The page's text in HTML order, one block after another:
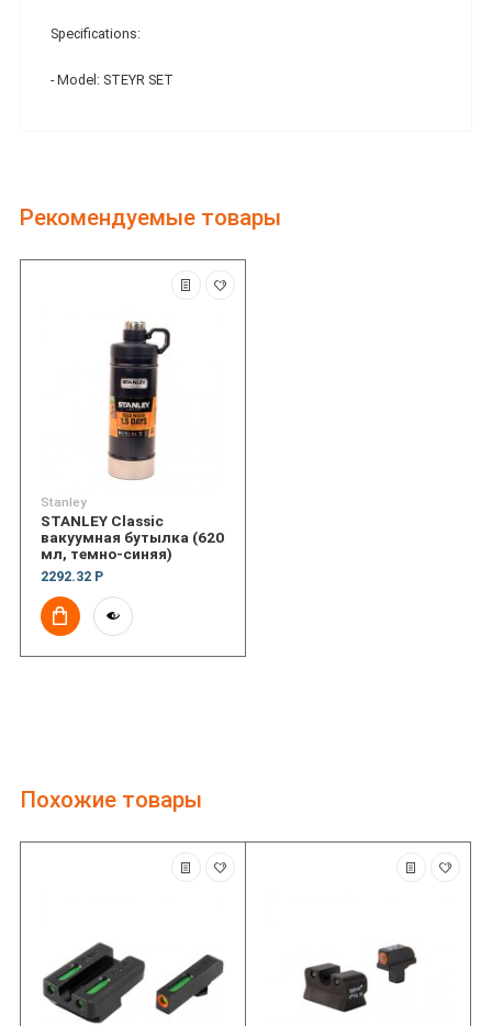
Specifications:
- Model: STEYR SET
Рекомендуемые товары
Stanley
STANLEY Classic
вакуумная бутылка (620
мл, темно-синяя)
2292.32 Р
Похожие товары